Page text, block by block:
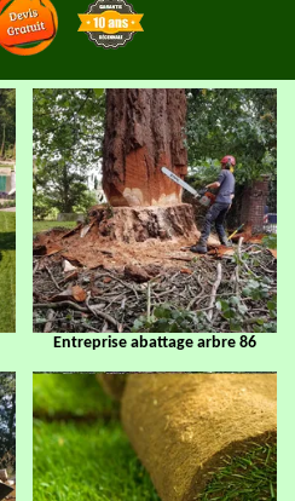
Entreprise abattage arbre 86